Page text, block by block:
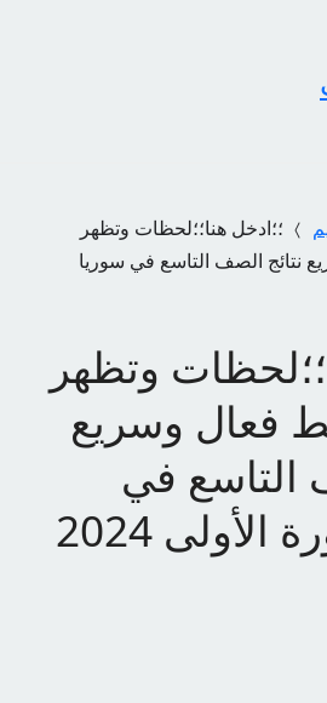
؛؛ادخل هنا؛؛لحظات وتظهر
نتائج الصف التاسع في سوريا
وتظهر
فعال وسريع
التاسع في
2024